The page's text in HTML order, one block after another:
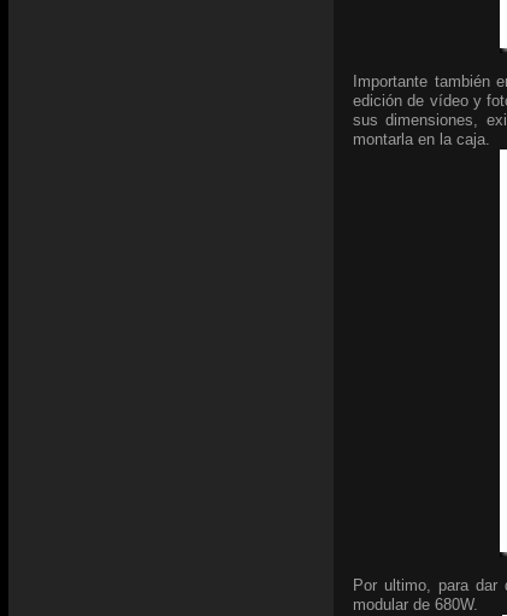
Importante también
edición de vídeo y
sus dimensiones,
montarla en la caja.
Por ultimo, para
modular de 680W.